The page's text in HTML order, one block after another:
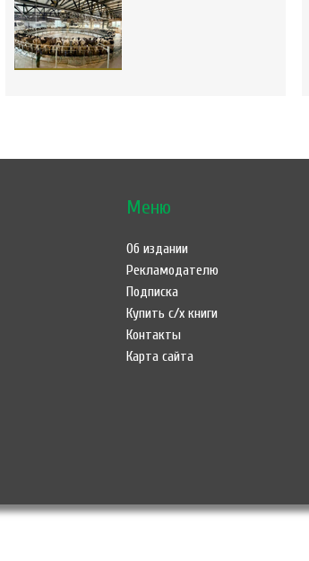
Меню
Об издании
Рекламодателю
Подписка
Купить с/х книги
Контакты
Карта сайта